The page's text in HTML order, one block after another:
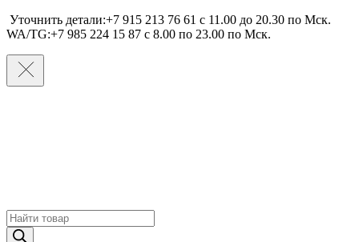
Уточнить детали:+7 915 213 76 61 c 11.00 до 20.30 по Мcк.
WA/TG:+7 985 224 15 87 c 8.00 по 23.00 по Мcк.
Поиск
товаров